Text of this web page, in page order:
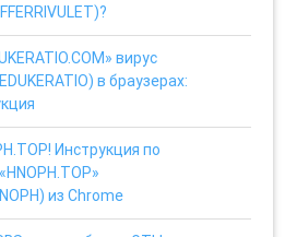
вирус
в браузерах:
Инструкция по
из Chrome